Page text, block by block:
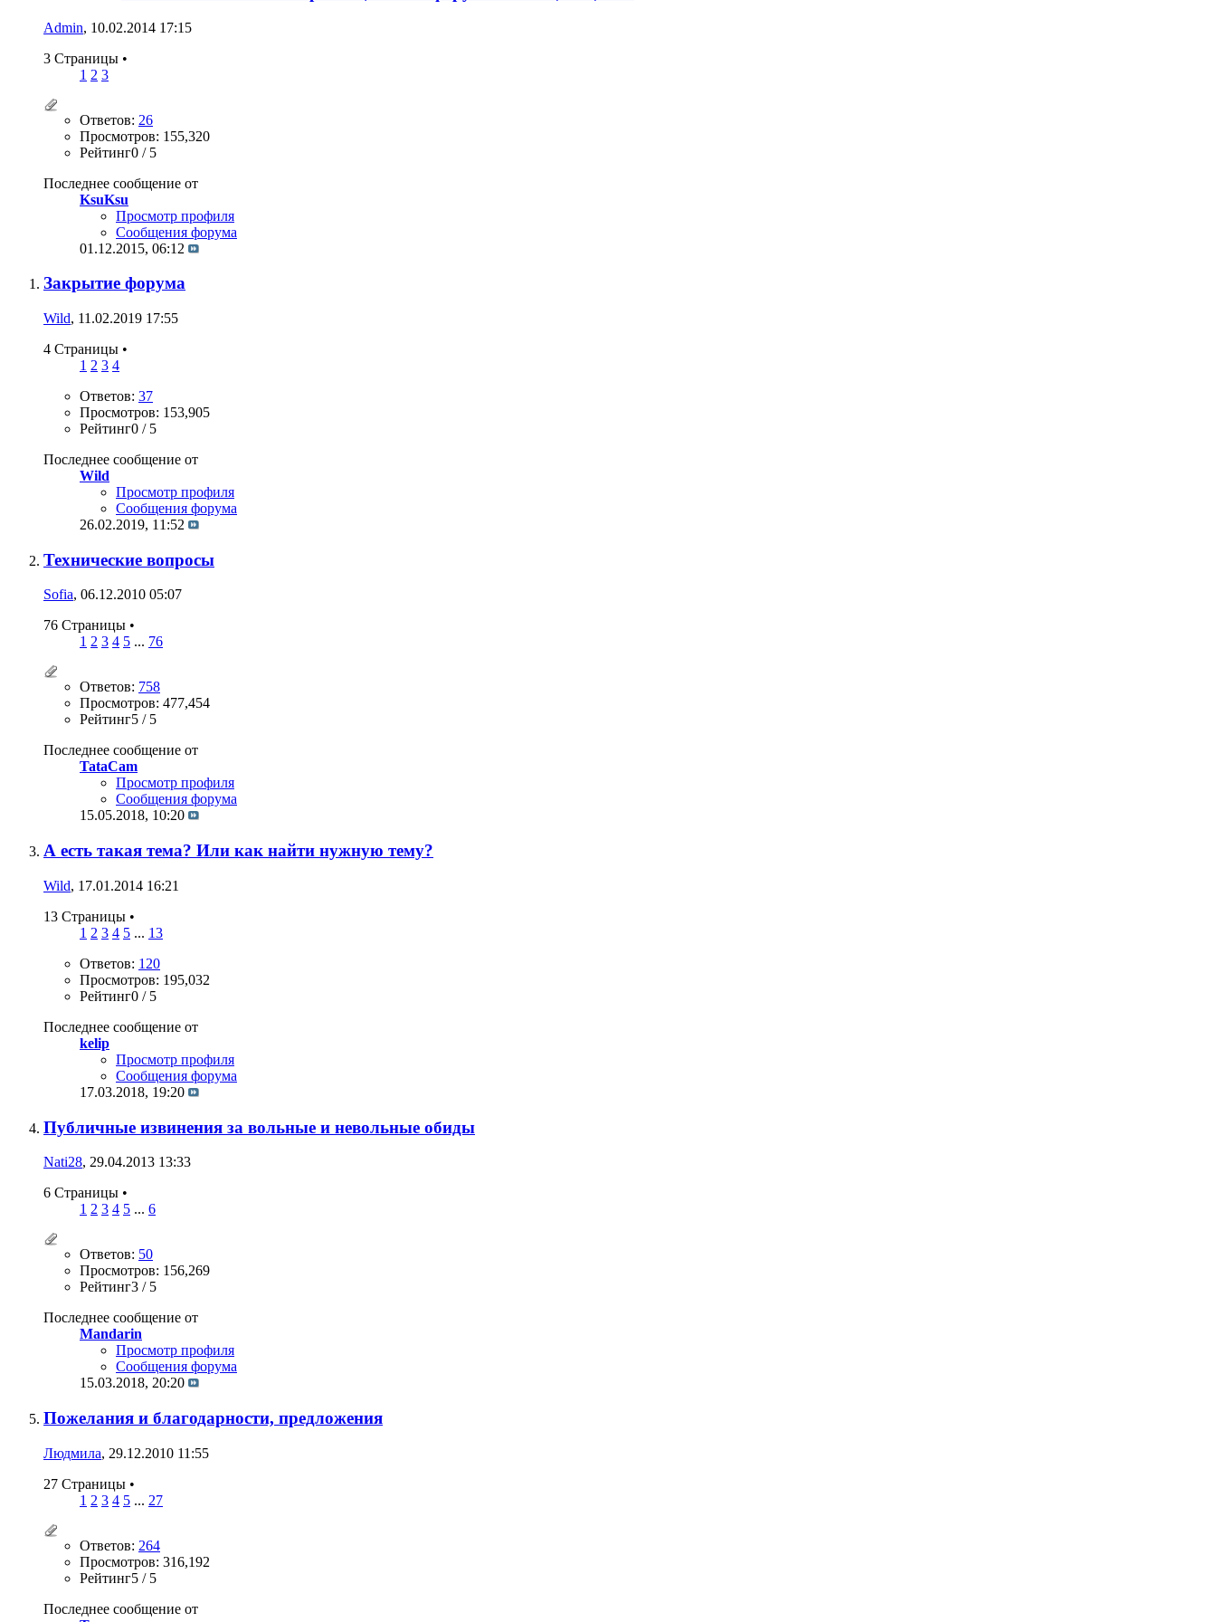
Admin, 10.02.2014 17:15
3 Страницы •
1 2 3
Ответов: 26
Просмотров: 155,320
Рейтинг0 / 5
Последнее сообщение от
KsuKsu
Просмотр профиля
Сообщения форума
01.12.2015, 06:12
Закрытие форума
Wild, 11.02.2019 17:55
4 Страницы •
1 2 3 4
Ответов: 37
Просмотров: 153,905
Рейтинг0 / 5
Последнее сообщение от
Wild
Просмотр профиля
Сообщения форума
26.02.2019, 11:52
Технические вопросы
Sofia, 06.12.2010 05:07
76 Страницы •
1 2 3 4 5 ... 76
Ответов: 758
Просмотров: 477,454
Рейтинг5 / 5
Последнее сообщение от
TataCam
Просмотр профиля
Сообщения форума
15.05.2018, 10:20
А есть такая тема? Или как найти нужную тему?
Wild, 17.01.2014 16:21
13 Страницы •
1 2 3 4 5 ... 13
Ответов: 120
Просмотров: 195,032
Рейтинг0 / 5
Последнее сообщение от
kelip
Просмотр профиля
Сообщения форума
17.03.2018, 19:20
Публичные извинения за вольные и невольные обиды
Nati28, 29.04.2013 13:33
6 Страницы •
1 2 3 4 5 ... 6
Ответов: 50
Просмотров: 156,269
Рейтинг3 / 5
Последнее сообщение от
Mandarin
Просмотр профиля
Сообщения форума
15.03.2018, 20:20
Пожелания и благодарности, предложения
Людмила, 29.12.2010 11:55
27 Страницы •
1 2 3 4 5 ... 27
Ответов: 264
Просмотров: 316,192
Рейтинг5 / 5
Последнее сообщение от